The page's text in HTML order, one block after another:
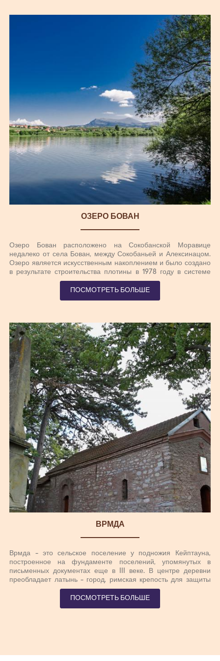
ОЗЕРО БОВАН
Озеро Бован расположено на Сокобанской Моравице
недалеко от села Бован, между Сокобаньей и Алексинацом.
Озеро является искусственным накоплением и было создано
в результате строительства плотины в 1978 году в системе
регулирования бассейнов Моравы и Джердапской ГЭС. Длина
озера составляет 5 км, его самая высокая ширина - 500 м,
глубина - более 50 м. Он очень богат рыбой и является самым
здесь большинство отдыхающих, туристов и пловцов. Это
озеро имеет ряд загорающих пляжей, и самый большой и
самый посещаемый "Красный пляж".
ПОСМОТРЕТЬ БОЛЬШЕ
ВРМДА
Врмда - это сельское поселение у подножия Кейптауна,
построенное на фундаменте поселений, упомянутых в
письменных документах еще в III веке. В центре деревни
преобладает латынь - город, римская крепость для защиты
императорской дороги, которая вела на Ближний Восток,
построенную в 6 веке. Позже город был модернизирован,
чтобы защитить Бызантию от нашествия славянских племен.
ПОСМОТРЕТЬ БОЛЬШЕ